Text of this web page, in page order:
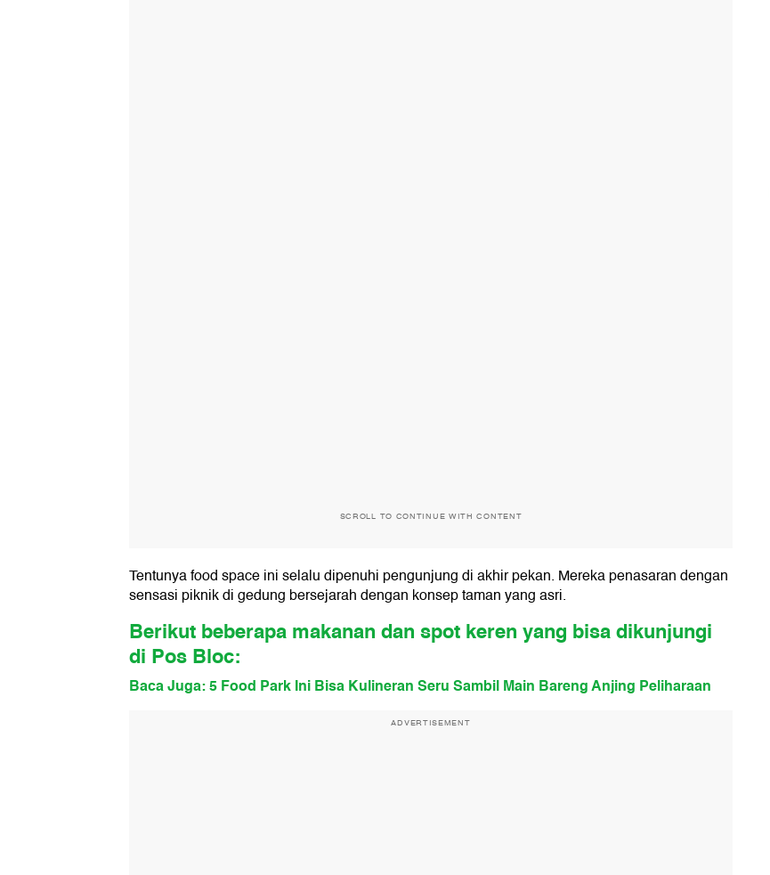
SCROLL TO CONTINUE WITH CONTENT
Tentunya food space ini selalu dipenuhi pengunjung di akhir pekan. Mereka penasaran dengan
sensasi piknik di gedung bersejarah dengan konsep taman yang asri.
Berikut beberapa makanan dan spot keren yang bisa dikunjungi
di Pos Bloc:
Baca Juga: 5 Food Park Ini Bisa Kulineran Seru Sambil Main Bareng Anjing Peliharaan
ADVERTISEMENT